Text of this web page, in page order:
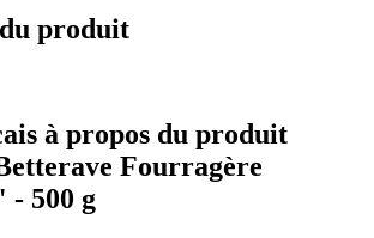
produit
à propos du produit
Fourragère
- 500 g